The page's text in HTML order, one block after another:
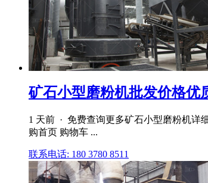
矿石小型磨粉机批发价格优
1 天前 · 免费查询更多矿石小型磨粉机详
购首页 购物车 ...
联系电话: 180 3780 8511